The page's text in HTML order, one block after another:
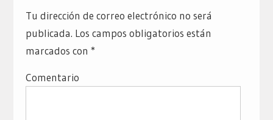
Tu dirección de correo electrónico no será
publicada. Los campos obligatorios están
marcados con *
Comentario